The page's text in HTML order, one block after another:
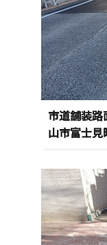
市道舗装
山市富士見